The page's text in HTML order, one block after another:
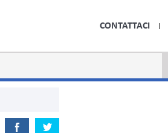
CONTATTACI